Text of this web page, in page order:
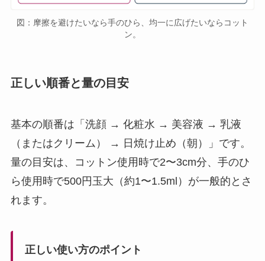
図：摩擦を避けたいなら手のひら、均一に広げたいならコット
ン。
正しい順番と量の目安
基本の順番は「洗顔 → 化粧水 → 美容液 → 乳液
（またはクリーム） → 日焼け止め（朝）」です。
量の目安は、コットン使用時で2〜3cm分、手のひ
ら使用時で500円玉大（約1〜1.5ml）が一般的とさ
れます。
正しい使い方のポイント